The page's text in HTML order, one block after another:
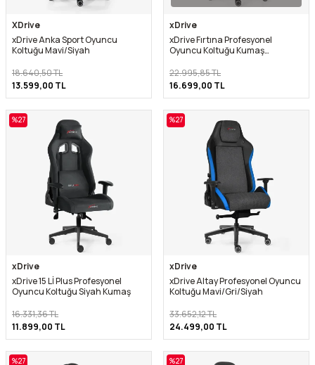
XDrive
xDrive Anka Sport Oyuncu
Koltuğu Mavi/Siyah
18.640,50TL
13.599,00 TL
xDrive
xDrive Fırtına Profesyonel
Oyuncu Koltuğu Kumaş
22.995,85TL
16.699,00 TL
%27
xDrive
xDrive 15 Lİ Plus Profesyonel
Oyuncu Koltuğu Siyah Kumaş
16.331,36TL
11.899,00 TL
%27
xDrive
xDrive Altay Profesyonel Oyuncu
Koltuğu Mavi/Gri/Siyah
33.652,12TL
24.499,00 TL
%27 %27